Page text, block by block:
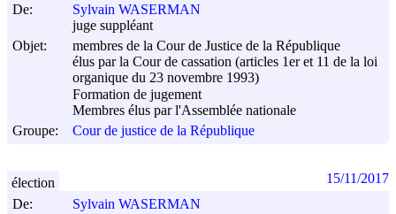
De:
Sylvain WASERMAN
juge suppléant
Objet:
membres de la Cour de Justice de la République
élus par la Cour de cassation (articles 1er et 11 de la loi
organique du 23 novembre 1993)
Formation de jugement
Membres élus par l'Assemblée nationale
Groupe:
Cour de justice de la République
De:
Sylvain WASERMAN
élection 15/11/2017